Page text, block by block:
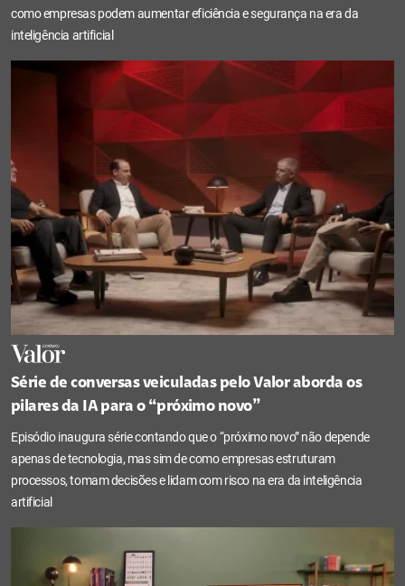
como empresas podem aumentar eficiência e segurança na era da
inteligência artificial
Série de conversas veiculadas pelo Valor aborda os
pilares da IA para o “próximo novo”
Episódio inaugura série contando que o “próximo novo” não depende
apenas de tecnologia, mas sim de como empresas estruturam
processos, tomam decisões e lidam com risco na era da inteligência
artificial